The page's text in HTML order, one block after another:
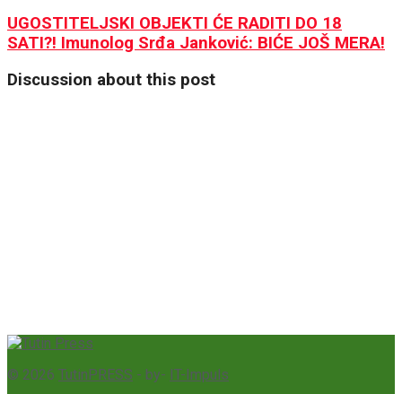
UGOSTITELJSKI OBJEKTI ĆE RADITI DO 18
SATI?! Imunolog Srđa Janković: BIĆE JOŠ MERA!
Discussion about this post
© 2026 TutinPRESS - by- IT-Impuls